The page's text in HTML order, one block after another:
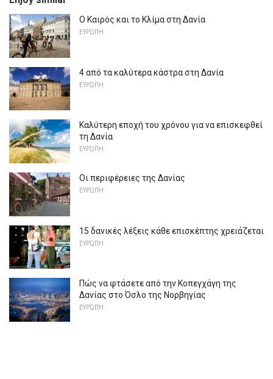
Ο Καιρός και το Κλίμα στη Δανία
ΕΥΡΏΠΗ
4 από τα καλύτερα κάστρα στη Δανία
ΕΥΡΏΠΗ
Καλύτερη εποχή του χρόνου για να επισκεφθεί
τη Δανία
ΕΥΡΏΠΗ
Οι περιφέρειες της Δανίας
ΕΥΡΏΠΗ
15 δανικές λέξεις κάθε επισκέπτης χρειάζεται
ΕΥΡΏΠΗ
Πώς να φτάσετε από την Κοπεγχάγη της
Δανίας στο Όσλο της Νορβηγίας
ΕΥΡΏΠΗ